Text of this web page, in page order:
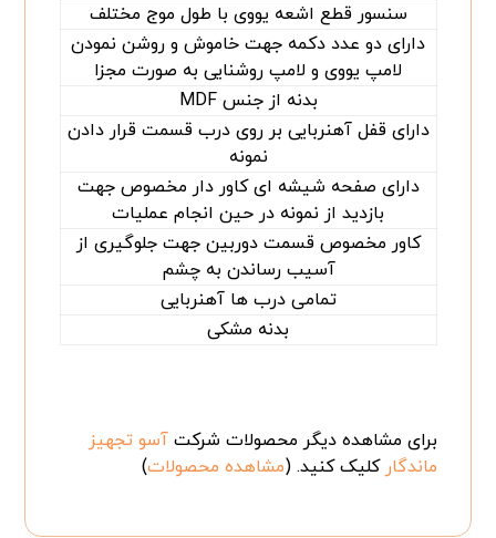
سنسور قطع اشعه یووی با طول موج مختلف
دارای دو عدد دکمه جهت خاموش و روشن نمودن
لامپ یووی و لامپ روشنایی به صورت مجزا
بدنه از جنس MDF
دارای قفل آهنربایی بر روی درب قسمت قرار دادن
نمونه
دارای صفحه شیشه ای کاور دار مخصوص جهت
بازدید از نمونه در حین انجام عملیات
کاور مخصوص قسمت دوربین جهت جلوگیری از
آسیب رساندن به چشم
تمامی درب ها آهنربایی
بدنه مشکی
برای مشاهده دیگر محصولات شرکتآسو تجهیز
ماندگار کلیک کنید. (مشاهده محصولات)